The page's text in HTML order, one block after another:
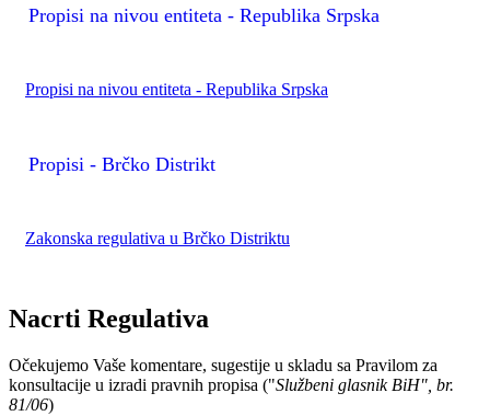
Propisi na nivou entiteta - Republika Srpska
Propisi na nivou entiteta - Republika Srpska
Propisi - Brčko Distrikt
Zakonska regulativa u Brčko Distriktu
Nacrti Regulativa
Očekujemo Vaše komentare, sugestije u skladu sa Pravilom za
konsultacije u izradi pravnih propisa ("Službeni glasnik BiH", br.
81/06)